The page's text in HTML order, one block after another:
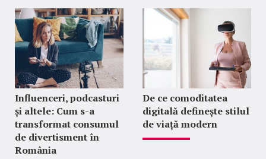
Influenceri, podcasturi
și altele: Cum s-a
transformat consumul
de divertisment în
România
De ce comoditatea
digitală definește stilul
de viață modern